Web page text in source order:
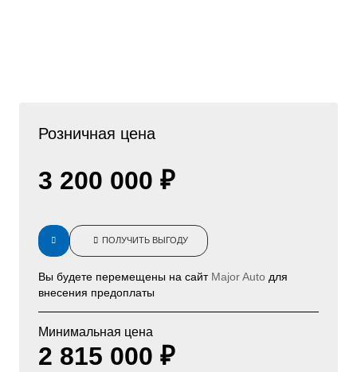
Розничная цена
3 200 000 ₽
ПОЛУЧИТЬ ВЫГОДУ
Вы будете перемещены на сайт Major Auto для
внесения предоплаты
Минимальная цена
2 815 000 ₽